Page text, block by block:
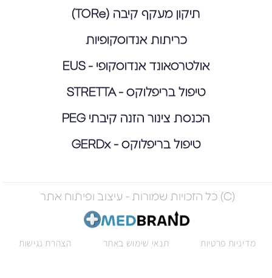
תיקון מעקף קיבה (TORe)
כריתות אנדוסקופיות
אולטרסאונד אנדוסקופי - EUS
טיפול בריפלוקס - STRETTA
הכנסת צינור הזנה קיבתי PEG
טיפול בריפלוקס - GERDx
(C) כל הזכויות שמורות - עיצוב ופיתוח אתר
מדיניות פרטיות תנאי שימוש באתר הצהרת נגישות